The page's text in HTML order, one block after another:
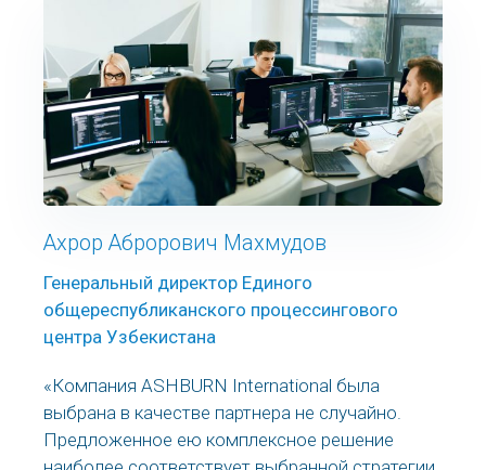
Ахрор Аброрович Махмудов
Генеральный директор Единого
общереспубликанского процессингового
центра Узбекистана
«Компания ASHBURN International была
выбрана в качестве партнера не случайно.
Предложенное ею комплексное решение